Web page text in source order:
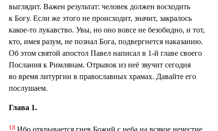
выглядит. Важен результат: человек должен восходить
к Богу. Если же этого не происходит, значит, закралось
какое-то лукавство. Увы, но оно вовсе не безобидно, и тот,
кто, имея разум, не познал Бога, подвергнется наказанию.
Об этом святой апостол Павел написал в 1-й главе своего
Послания к Римлянам. Отрывок из неё звучит сегодня
во время литургии в православных храмах. Давайте его
послушаем.
Глава 1.
18